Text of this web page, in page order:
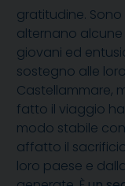
gratitudine.
alternano
giovani ed
sostegno alle
Castellammare,
fatto il viaggio
modo stabile
affatto il
loro paese e